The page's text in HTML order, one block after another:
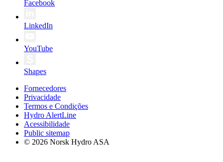
Facebook
LinkedIn
YouTube
Shapes
Fornecedores
Privacidade
Termos e Condições
Hydro AlertLine
Acessibilidade
Public sitemap
© 2026 Norsk Hydro ASA